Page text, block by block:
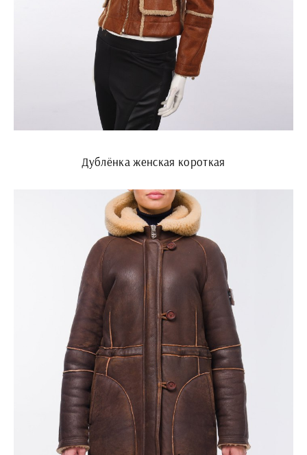
Дублёнка женская короткая